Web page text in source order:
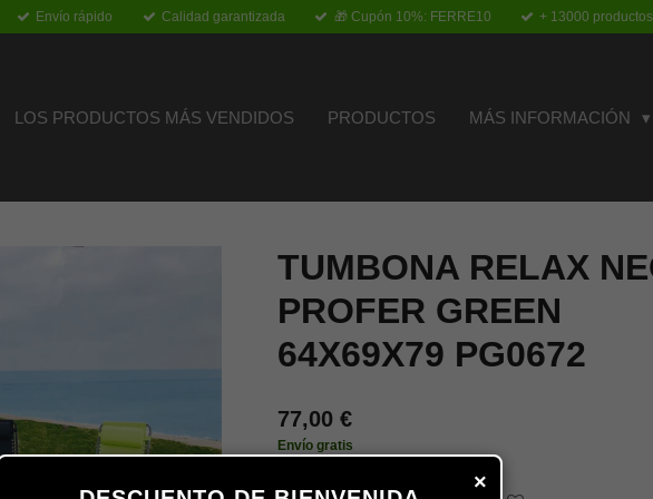
Envío rápido Calidad garantizada 🎁 Cupón 10%: FERRE10 + 13000 productos
LOS PRODUCTOS MÁS VENDIDOS PRODUCTOS MÁS INFORMACIÓN
TUMBONA RELAX
PROFER GREEN
64X69X79 PG0672
77,00 €
Envío gratis
×